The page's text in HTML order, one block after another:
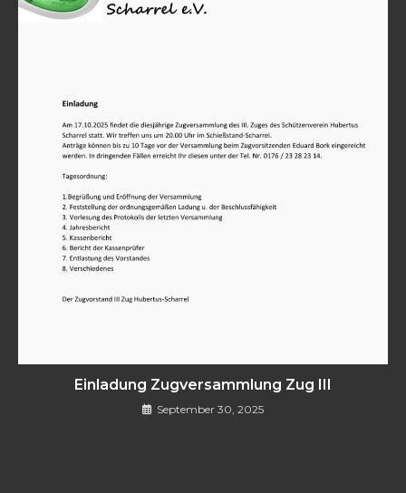
Einladung Zugversammlung Zug III
September 30, 2025